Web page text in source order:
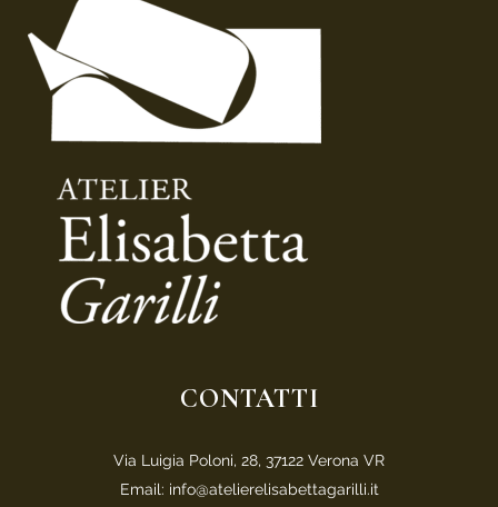
CONTATTI
Via Luigia Poloni, 28, 37122 Verona VR
Email: info@atelierelisabettagarilli.it